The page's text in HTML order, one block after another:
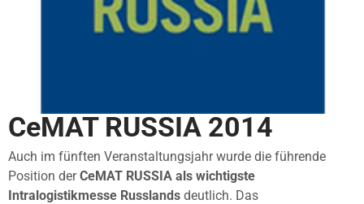
CeMAT RUSSIA 2014
Auch im fünften Veranstaltungsjahr wurde die führende
Position derCeMAT RUSSIA als wichtigste
Intralogistikmesse Russlands deutlich. Das